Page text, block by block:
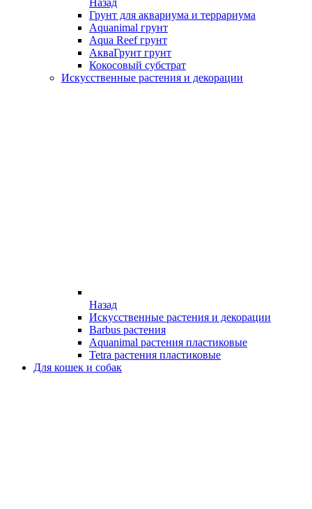
Грунт для аквариума и террариума
Aquanimal грунт
Aqua Reef грунт
АкваГрунт грунт
Кокосовый субстрат
Искусственные растения и декорации
Назад
Искусственные растения и декорации
Barbus растения
Aquanimal растения пластиковые
Tetra растения пластиковые
Для кошек и собак